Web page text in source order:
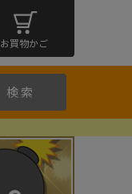
お買物かご
検索